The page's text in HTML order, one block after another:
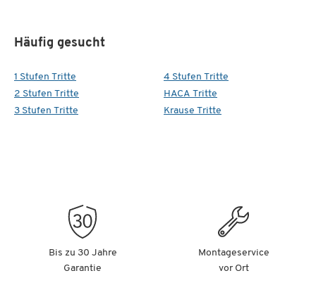
Häufig gesucht
1 Stufen Tritte
2 Stufen Tritte
3 Stufen Tritte
4 Stufen Tritte
HACA Tritte
Krause Tritte
Bis zu 30 Jahre
Garantie
Montageservice
vor Ort